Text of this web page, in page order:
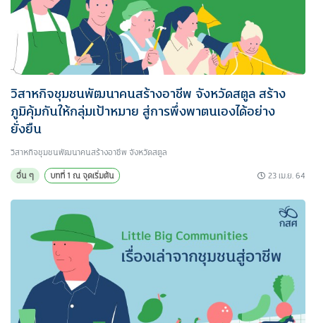
วิสาหกิจชุมชนพัฒนาคนสร้างอาชีพ จังหวัดสตูล สร้าง
ภูมิคุ้มกันให้กลุ่มเป้าหมาย สู่การพึ่งพาตนเองได้อย่าง
ยั่งยืน
วิสาหกิจชุมชนพัฒนาคนสร้างอาชีพ จังหวัดสตูล
อื่น ๆ
บทที่ 1 ณ จุดเริ่มต้น 23 เม.ย. 64